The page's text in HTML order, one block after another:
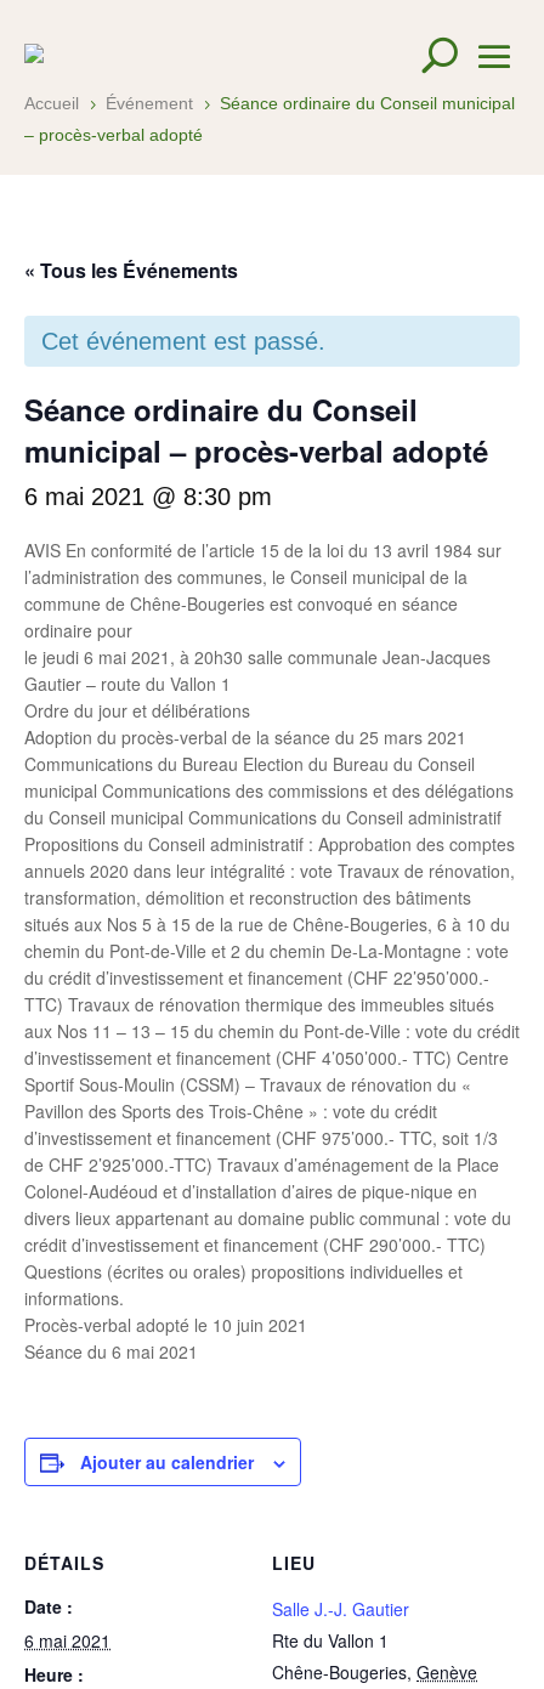
Accueil 5 Événement 5 Séance ordinaire du Conseil municipal
– procès-verbal adopté
« Tous les Événements
Cet événement est passé.
Séance ordinaire du Conseil
municipal – procès-verbal adopté
6 mai 2021 @ 8:30 pm
AVIS En conformité de l’article 15 de la loi du 13 avril 1984 sur
l’administration des communes, le Conseil municipal de la
commune de Chêne-Bougeries est convoqué en séance
ordinaire pour
le jeudi 6 mai 2021, à 20h30 salle communale Jean-Jacques
Gautier – route du Vallon 1
Ordre du jour et délibérations
Adoption du procès-verbal de la séance du 25 mars 2021
Communications du Bureau Election du Bureau du Conseil
municipal Communications des commissions et des délégations
du Conseil municipal Communications du Conseil administratif
Propositions du Conseil administratif : Approbation des comptes
annuels 2020 dans leur intégralité : vote Travaux de rénovation,
transformation, démolition et reconstruction des bâtiments
situés aux Nos 5 à 15 de la rue de Chêne-Bougeries, 6 à 10 du
chemin du Pont-de-Ville et 2 du chemin De-La-Montagne : vote
du crédit d’investissement et financement (CHF 22’950’000.-
TTC) Travaux de rénovation thermique des immeubles situés
aux Nos 11 – 13 – 15 du chemin du Pont-de-Ville : vote du crédit
d’investissement et financement (CHF 4’050’000.- TTC) Centre
Sportif Sous-Moulin (CSSM) – Travaux de rénovation du «
Pavillon des Sports des Trois-Chêne » : vote du crédit
d’investissement et financement (CHF 975’000.- TTC, soit 1/3
de CHF 2’925’000.-TTC) Travaux d’aménagement de la Place
Colonel-Audéoud et d’installation d’aires de pique-nique en
divers lieux appartenant au domaine public communal : vote du
crédit d’investissement et financement (CHF 290’000.- TTC)
Questions (écrites ou orales) propositions individuelles et
informations.
Procès-verbal adopté le 10 juin 2021
Séance du 6 mai 2021
Ajouter au calendrier
DÉTAILS
Date :
6 mai 2021
Heure :
LIEU
Salle J.-J. Gautier
Rte du Vallon 1
Chêne-Bougeries, Genève